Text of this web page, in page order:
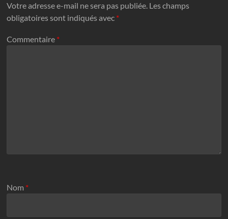
Votre adresse e-mail ne sera pas publiée. Les champs
obligatoires sont indiqués avec *
Commentaire *
Nom *